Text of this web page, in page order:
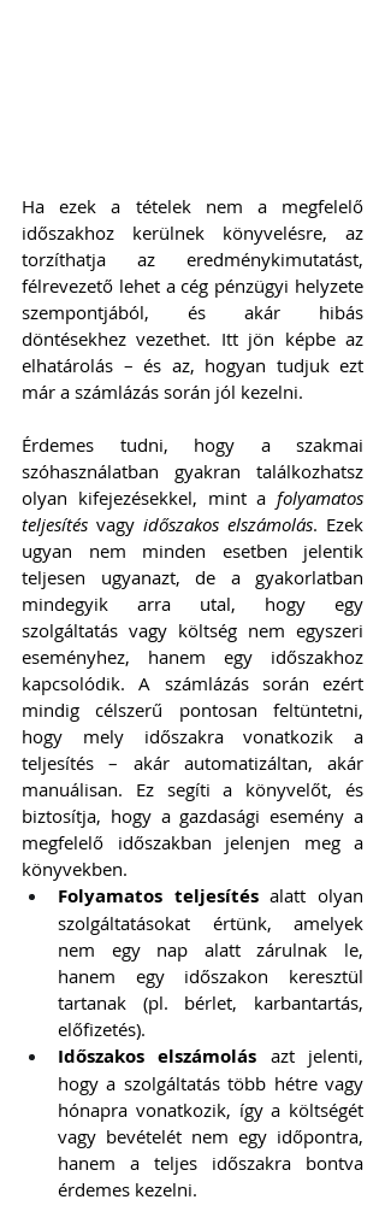
Ha ezek a tételek nem a megfelelő
időszakhoz kerülnek könyvelésre, az
torzíthatja az eredménykimutatást,
félrevezető lehet a cég pénzügyi helyzete
szempontjából, és akár hibás
döntésekhez vezethet. Itt jön képbe az
elhatárolás – és az, hogyan tudjuk ezt
már a számlázás során jól kezelni.
Érdemes tudni, hogy a szakmai
szóhasználatban gyakran találkozhatsz
olyan kifejezésekkel, mint a folyamatos
teljesítés vagy időszakos elszámolás. Ezek
ugyan nem minden esetben jelentik
teljesen ugyanazt, de a gyakorlatban
mindegyik arra utal, hogy egy
szolgáltatás vagy költség nem egyszeri
eseményhez, hanem egy időszakhoz
kapcsolódik. A számlázás során ezért
mindig célszerű pontosan feltüntetni,
hogy mely időszakra vonatkozik a
teljesítés – akár automatizáltan, akár
manuálisan. Ez segíti a könyvelőt, és
biztosítja, hogy a gazdasági esemény a
megfelelő időszakban jelenjen meg a
könyvekben.
Folyamatos teljesítés alatt olyan
szolgáltatásokat értünk, amelyek
nem egy nap alatt zárulnak le,
hanem egy időszakon keresztül
tartanak (pl. bérlet, karbantartás,
előfizetés).
Időszakos elszámolás azt jelenti,
hogy a szolgáltatás több hétre vagy
hónapra vonatkozik, így a költségét
vagy bevételét nem egy időpontra,
hanem a teljes időszakra bontva
érdemes kezelni.